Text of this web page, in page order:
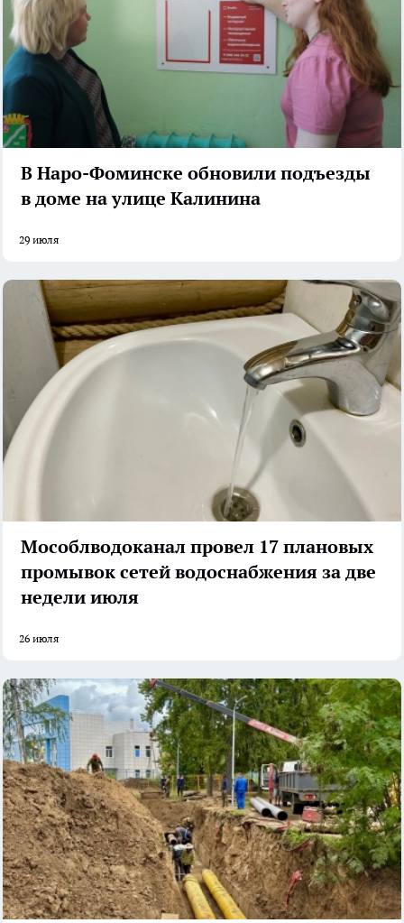
В Наро-Фоминске обновили подъезды
в доме на улице Калинина
29 июля
Мособлводоканал провел 17 плановых
промывок сетей водоснабжения за две
недели июля
26 июля